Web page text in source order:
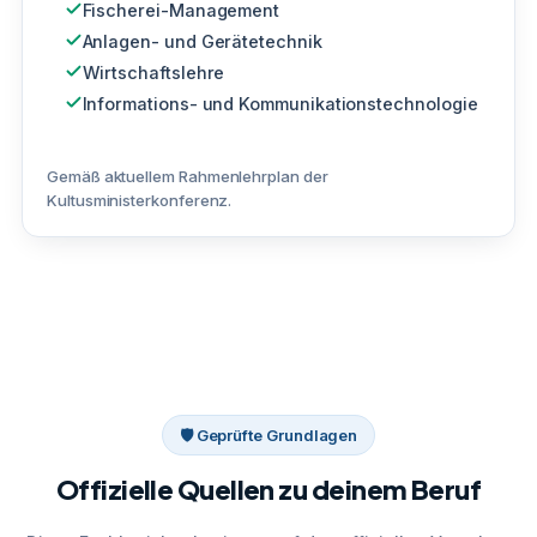
Fischerei-Management
Anlagen- und Gerätetechnik
Wirtschaftslehre
Informations- und Kommunikationstechnologie
Gemäß aktuellem Rahmenlehrplan der
Kultusministerkonferenz.
🛡 Geprüfte Grundlagen
Offizielle Quellen zu deinem Beruf